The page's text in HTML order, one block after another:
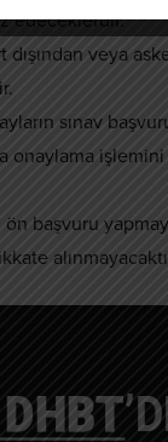
edeceklerdir.
veya
sınav
ön başvuru